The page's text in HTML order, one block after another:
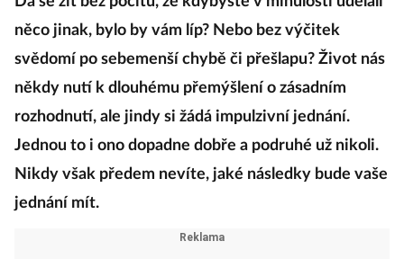
něco jinak, bylo by vám líp? Nebo bez výčitek
svědomí po sebemenší chybě či přešlapu? Život nás
někdy nutí k dlouhému přemýšlení o zásadním
rozhodnutí, ale jindy si žádá impulzivní jednání.
Jednou to i ono dopadne dobře a podruhé už nikoli.
Nikdy však předem nevíte, jaké následky bude vaše
jednání mít.